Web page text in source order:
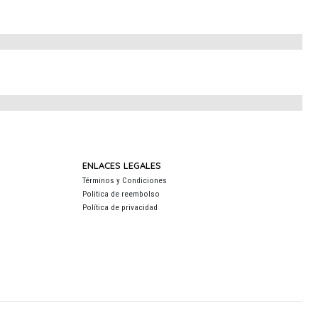
ENLACES LEGALES
Términos y Condiciones
Politica de reembolso
Política de privacidad